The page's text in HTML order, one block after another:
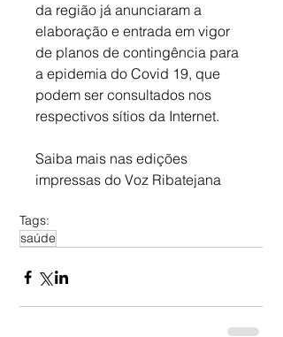
da região já anunciaram a
elaboração e entrada em vigor
de planos de contingência para
a epidemia do Covid 19, que
podem ser consultados nos
respectivos sítios da Internet.
Saiba mais nas edições
impressas do Voz Ribatejana
Tags:
saúde